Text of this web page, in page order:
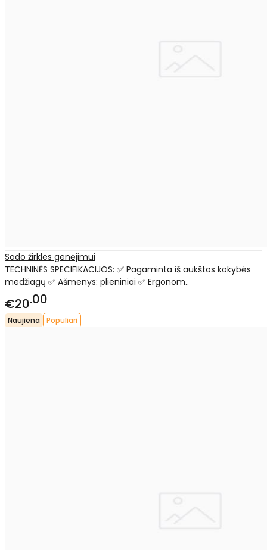
Sodo žirkles genėjimui
TECHNINĖS SPECIFIKACIJOS: ✅ Pagaminta iš aukštos kokybės
medžiagų ✅ Ašmenys: plieniniai ✅ Ergonom..
€20 00
Naujiena Populiari